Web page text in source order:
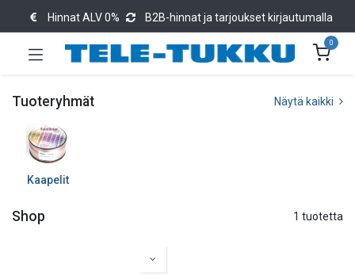
Hinnat ALV 0% B2B-hinnat ja tarjoukset kirjautumalla
0
Tuoteryhmät Näytä kaikki
Kaapelit
Shop 1 tuotetta